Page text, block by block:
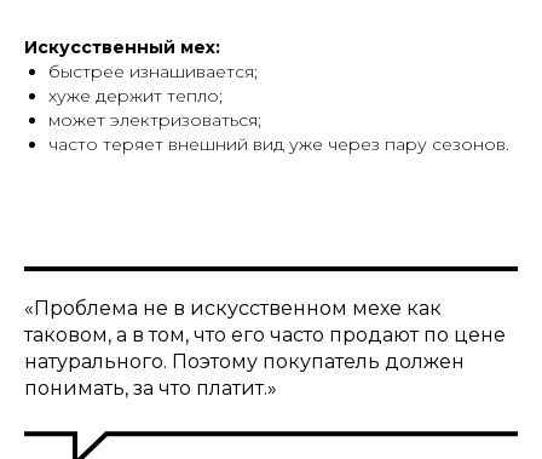
Искусственный мех:
быстрее изнашивается;
хуже держит тепло;
может электризоваться;
часто теряет внешний вид уже через пару сезонов.
«Проблема не в искусственном мехе как
таковом, а в том, что его часто продают по цене
натурального. Поэтому покупатель должен
понимать, за что платит.»